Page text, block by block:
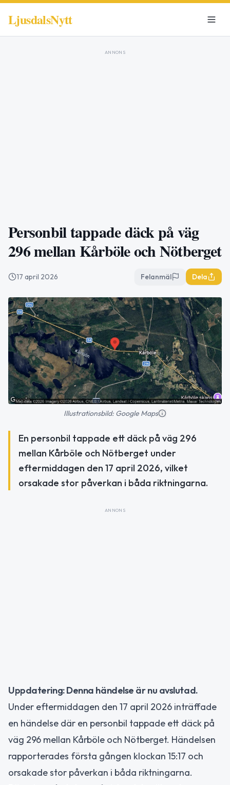
LjusdalsNytt
ANNONS
Personbil tappade däck på väg
296 mellan Kårböle och Nötberget
17 april 2026 Felanmäl Dela
Illustrationsbild: Google Maps
En personbil tappade ett däck på väg 296
mellan Kårböle och Nötberget under
eftermiddagen den 17 april 2026, vilket
orsakade stor påverkan i båda riktningarna.
ANNONS
Uppdatering: Denna händelse är nu avslutad.
Under eftermiddagen den 17 april 2026 inträffade
en händelse där en personbil tappade ett däck på
väg 296 mellan Kårböle och Nötberget. Händelsen
rapporterades första gången klockan 15:17 och
orsakade stor påverkan i båda riktningarna.